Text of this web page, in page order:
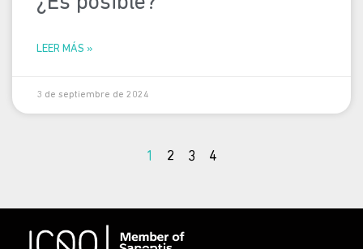
LEER MÁS »
3 de septiembre de 2024
1 2 3 4